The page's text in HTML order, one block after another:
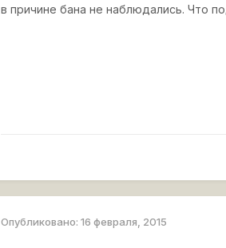
в причине бана не наблюдались. Что
Опубликовано:16 февраля, 2015